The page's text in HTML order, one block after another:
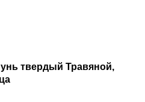
твердый Травяной,